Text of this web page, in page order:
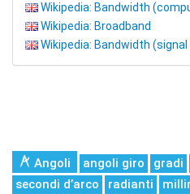
Wikipedia: Bandwidth
Wikipedia: Broadband
Wikipedia: Bandwidth
Angoli angoli giro gradi
secondi d’arco
radianti